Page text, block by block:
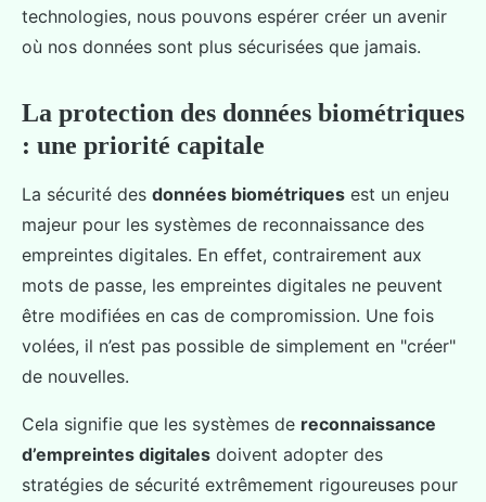
technologies, nous pouvons espérer créer un avenir
où nos données sont plus sécurisées que jamais.
La protection des données biométriques
: une priorité capitale
La sécurité des données biométriques est un enjeu
majeur pour les systèmes de reconnaissance des
empreintes digitales. En effet, contrairement aux
mots de passe, les empreintes digitales ne peuvent
être modifiées en cas de compromission. Une fois
volées, il n’est pas possible de simplement en "créer"
de nouvelles.
Cela signifie que les systèmes de reconnaissance
d’empreintes digitales doivent adopter des
stratégies de sécurité extrêmement rigoureuses pour